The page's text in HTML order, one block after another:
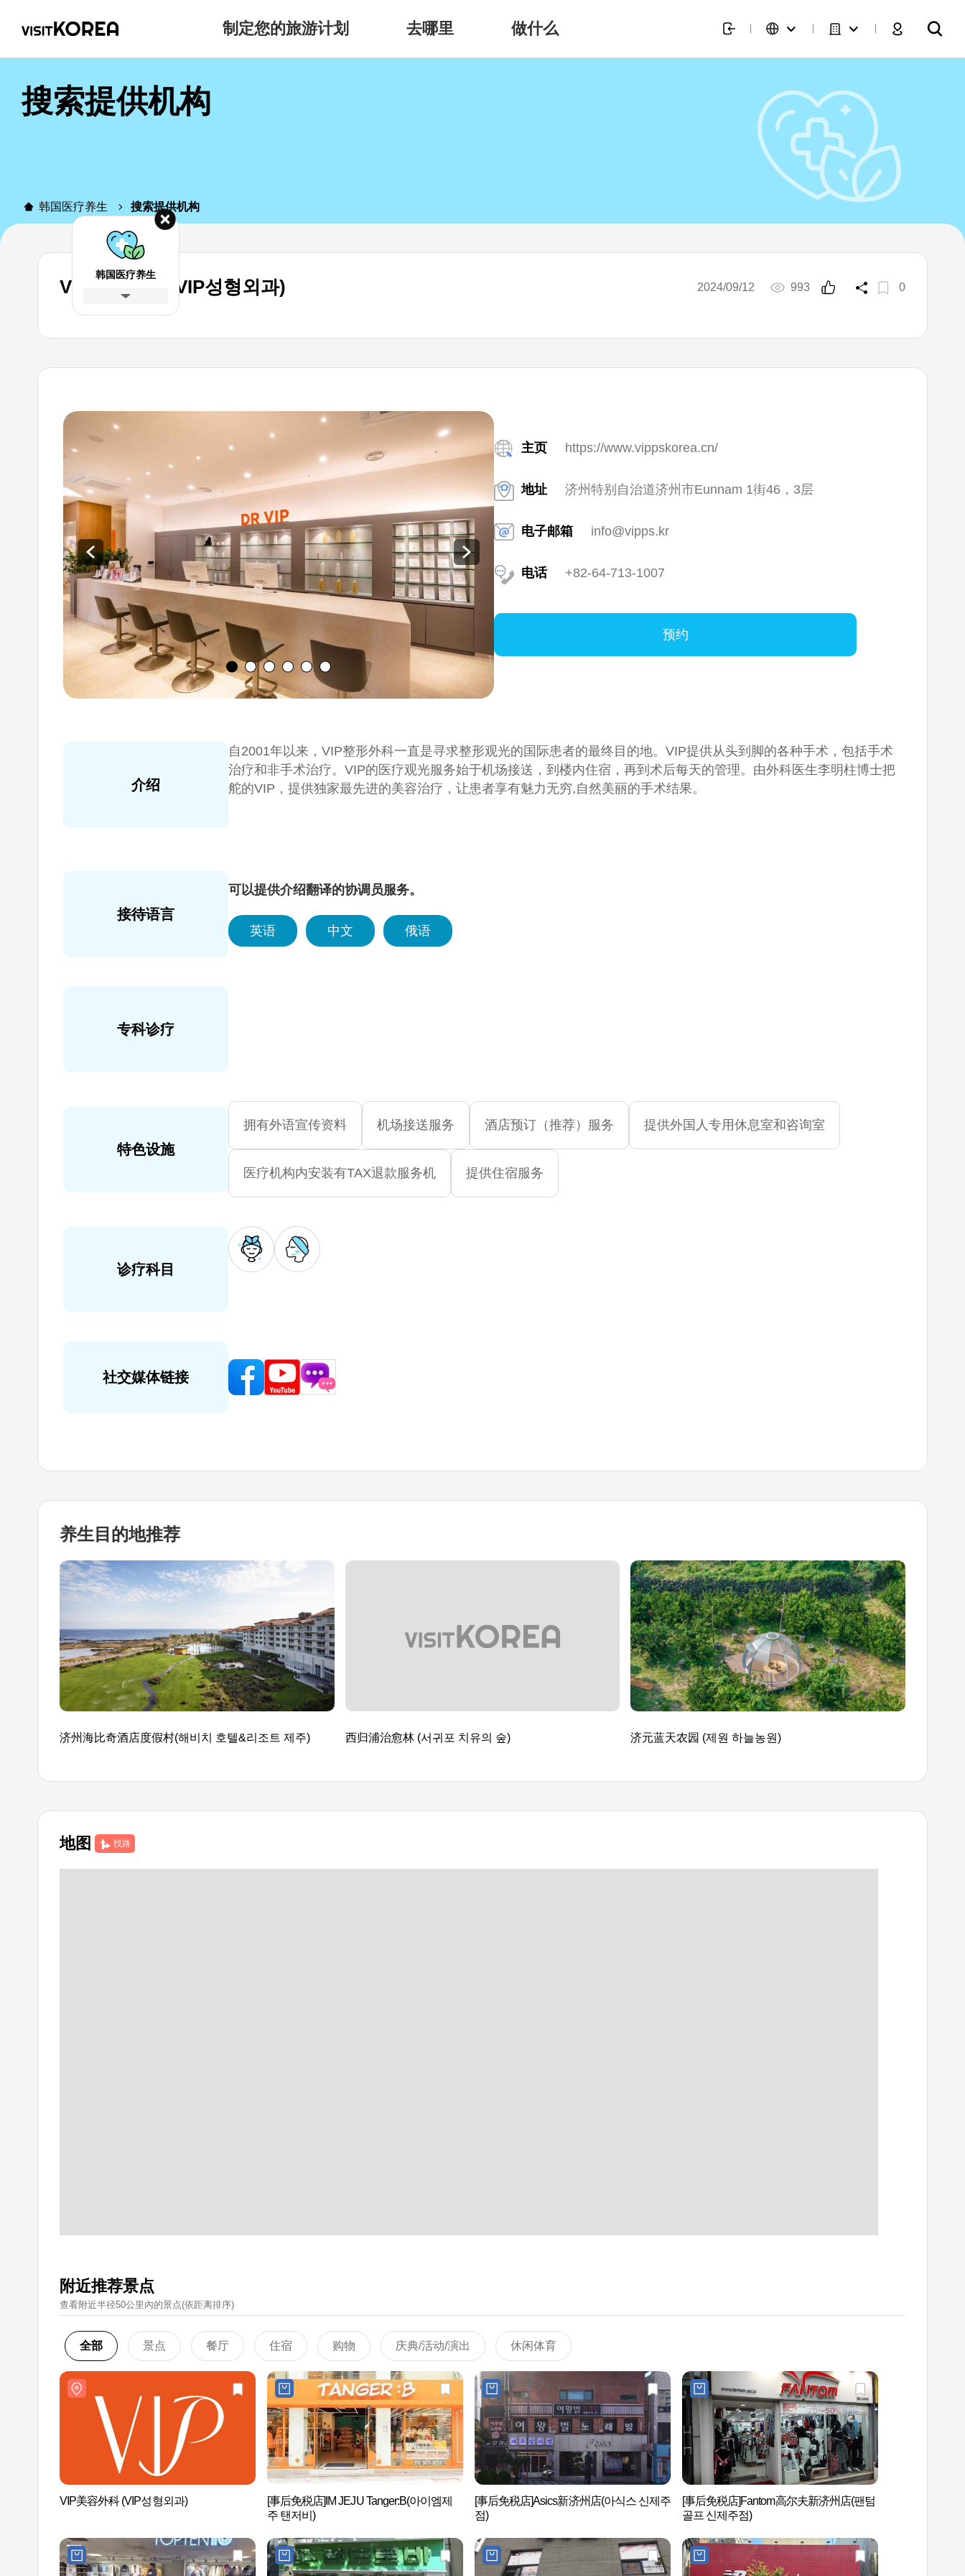
制定您的旅游计划 去哪里 做什么
搜索提供机构
韩国医疗养生 搜索提供机构
VIP整形外科 (VIP성형외과) 2024/09/12 993 0
主页 https://www.vippskorea.cn/
地址 济州特别自治道济州市Eunnam 1街46，3层
电子邮箱 info@vipps.kr
电话 +82-64-713-1007
预约
介绍
自2001年以来，VIP整形外科一直是寻求整形观光的国际患者的最终目的地。VIP提供从头到脚的各种手术，包括手术
治疗和非手术治疗。VIP的医疗观光服务始于机场接送，到楼内住宿，再到术后每天的管理。由外科医生李明柱博士把
舵的VIP，提供独家最先进的美容治疗，让患者享有魅力无穷,自然美丽的手术结果。
接待语言
可以提供介绍翻译的协调员服务。
英语 中文 俄语
专科诊疗
特色设施
拥有外语宣传资料 机场接送服务 酒店预订（推荐）服务 提供外国人专用休息室和咨询室
医疗机构内安装有TAX退款服务机 提供住宿服务
诊疗科目
社交媒体链接
养生目的地推荐
济州海比奇酒店度假村(해비치 호텔&리조트 제주) 西归浦治愈林 (서귀포 치유의 숲) 济元蓝天农园 (제원 하늘농원)
地图 找路
附近推荐景点
查看附近半径50公里內的景点(依距离排序)
全部 景点 餐厅 住宿 购物 庆典/活动/演出 休闲体育
VIP美容外科 (VIP성형외과)
[事后免税店]IM JEJU Tanger:B(아이엠제
주 탠저비)
[事后免税店]Asics新济州店(아식스 신제주
점)
[事后免税店]Fantom高尔夫新济州店(팬텀
골프 신제주점)
韩国医疗养生